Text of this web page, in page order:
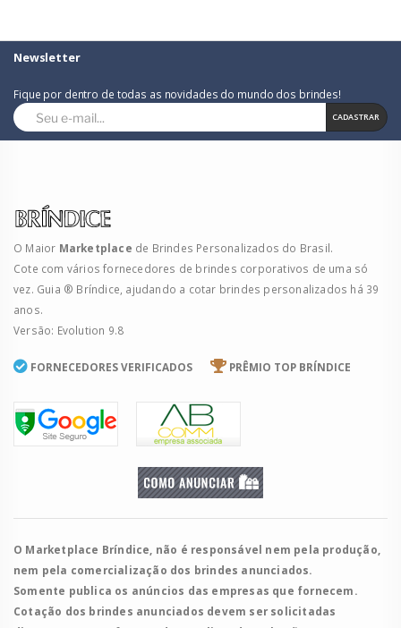
Newsletter
Fique por dentro de todas as novidades do mundo dos brindes!
CADASTRAR
O Maior Marketplace de Brindes Personalizados do Brasil.
Cote com vários fornecedores de brindes corporativos de uma só
vez. Guia ® Bríndice, ajudando a cotar brindes personalizados há 39
anos.
Versão: Evolution 9.8
FORNECEDORES VERIFICADOS PRÊMIO TOP BRÍNDICE
O Marketplace Bríndice, não é responsável nem pela produção,
nem pela comercialização dos brindes anunciados.
Somente publica os anúncios das empresas que fornecem.
Cotação dos brindes anunciados devem ser solicitadas